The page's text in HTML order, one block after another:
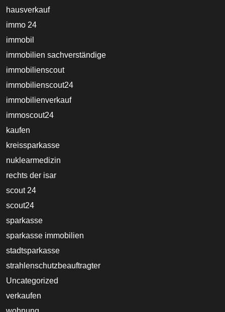
hausverkauf
immo 24
immobil
immobilien sachverständige
immobilienscout
immobilienscout24
immobilienverkauf
immoscout24
kaufen
kreissparkasse
nuklearmedizin
rechts der isar
scout 24
scout24
sparkasse
sparkasse immobilien
stadtsparkasse
strahlenschutzbeauftragter
Uncategorized
verkaufen